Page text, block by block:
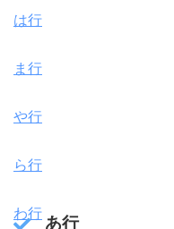
は行
ま行
や行
ら行
わ行
あ行